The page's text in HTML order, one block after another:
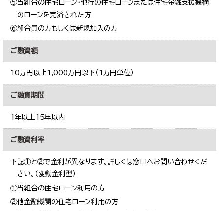
⑤当組合の住宅ローン・他行の住宅ローンまたは住宅金融支援機構
のローンを完済された方
⑥組合員の方もしくは新規加入の方
ご融資額
10万円以上1,000万円以下（1万円単位）
ご融資期間
1年以上15年以内
ご融資利率
下記①と②で金利が異なります。詳しくは窓口へお問い合わせくだ
さい。（変動金利型）
①当組合の住宅ローン利用の方
②他金融機関の住宅ローン利用の方